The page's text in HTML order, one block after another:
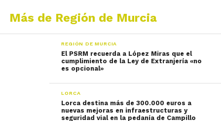
Más de Región de Murcia
REGIÓN DE MURCIA
El PSRM recuerda a López Miras que el
cumplimiento de la Ley de Extranjería «no
es opcional»
LORCA
Lorca destina más de 300.000 euros a
nuevas mejoras en infraestructuras y
seguridad vial en la pedanía de Campillo